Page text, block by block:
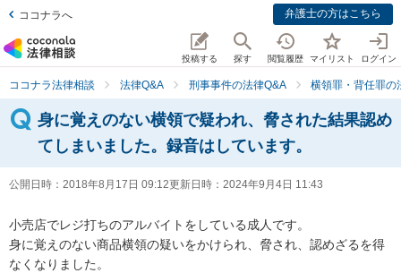
ココナラへ 弁護士の方はこちら
投稿する 探す 閲覧履歴 マイリスト ログイン
ココナラ法律相談 法律Q&A 刑事事件の法律Q&A 横領罪・背任罪の
身に覚えのない横領で疑われ、脅された結果認め
てしまいました。録音はしています。
公開日時： 2018年8月17日 09:12更新日時： 2024年9月4日 11:43
小売店でレジ打ちのアルバイトをしている成人です。
身に覚えのない商品横領の疑いをかけられ、脅され、認めざるを得
なくなりました。